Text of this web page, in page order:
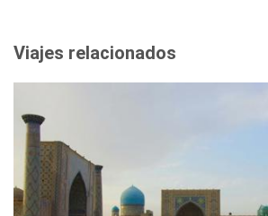
Viajes relacionados